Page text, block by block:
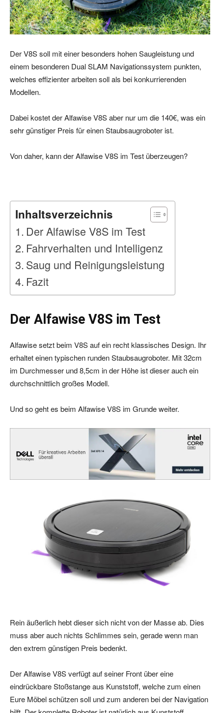
Der V8S soll mit einer besonders hohen Saugleistung und
einem besonderen Dual SLAM Navigationssystem punkten,
welches effizienter arbeiten soll als bei konkurrierenden
Modellen.
Dabei kostet der Alfawise V8S aber nur um die 140€, was ein
sehr günstiger Preis für einen Staubsaugroboter ist.
Von daher, kann der Alfawise V8S im Test überzeugen?
Inhaltsverzeichnis
Der Alfawise V8S im Test
Fahrverhalten und Intelligenz
Saug und Reinigungsleistung
Fazit
Der Alfawise V8S im Test
Alfawise setzt beim V8S auf ein recht klassisches Design. Ihr
erhaltet einen typischen runden Staubsaugroboter. Mit 32cm
im Durchmesser und 8,5cm in der Höhe ist dieser auch ein
durchschnittlich großes Modell.
Und so geht es beim Alfawise V8S im Grunde weiter.
Rein äußerlich hebt dieser sich nicht von der Masse ab. Dies
muss aber auch nichts Schlimmes sein, gerade wenn man
den extrem günstigen Preis bedenkt.
Der Alfawise V8S verfügt auf seiner Front über eine
eindrückbare Stoßstange aus Kunststoff, welche zum einen
Eure Möbel schützen soll und zum anderen bei der Navigation